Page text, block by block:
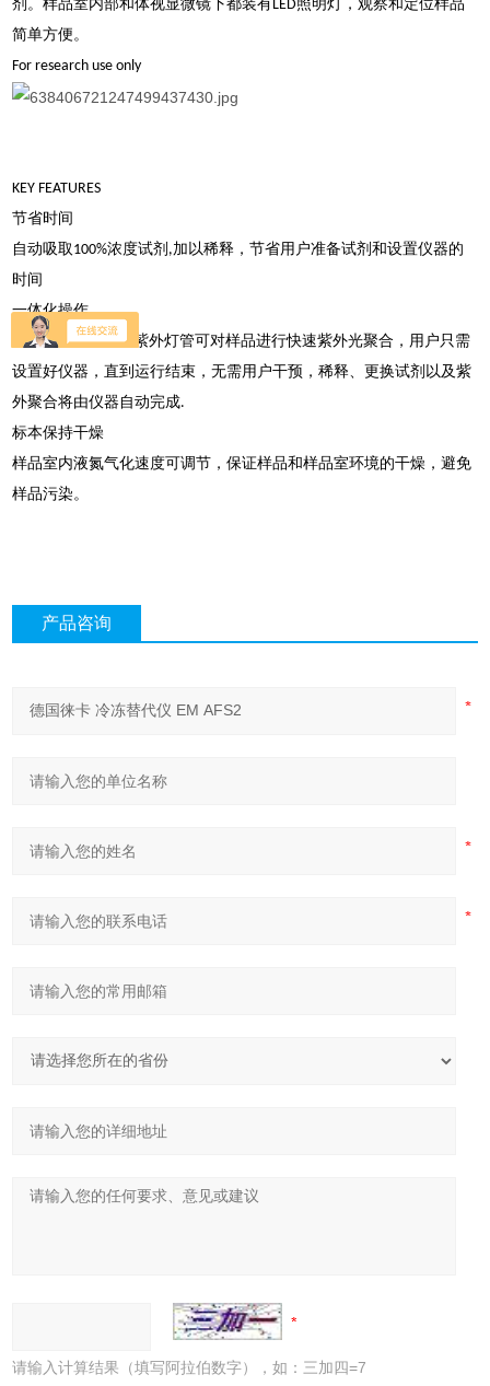
剂。样品室内部和体视显微镜下都装有LED照明灯，观察和定位样品
简单方便。
For research use only
KEY FEATURES
节省时间
自动吸取100%浓度试剂,加以稀释，节省用户准备试剂和设置仪器的
时间
一体化操作
使用FSP内置的LED紫外灯管可对样品进行快速紫外光聚合，用户只需
设置好仪器，直到运行结束，无需用户干预，稀释、更换试剂以及紫
外聚合将由仪器自动完成.
标本保持干燥
样品室内液氮气化速度可调节，保证样品和样品室环境的干燥，避免
样品污染。
产品咨询
请输入计算结果（填写阿拉伯数字），如：三加四=7